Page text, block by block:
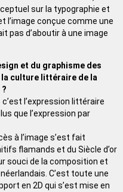
sur la typographie et
l’image conçue comme une
pas d’aboutir à une image
et du graphisme des
la culture littéraire de la
l’expression littéraire
que l’expression par
à l’image s’est fait
flamands et du Siècle d’or
souci de la composition et
C’est toute une
en 2D qui s’est mise en